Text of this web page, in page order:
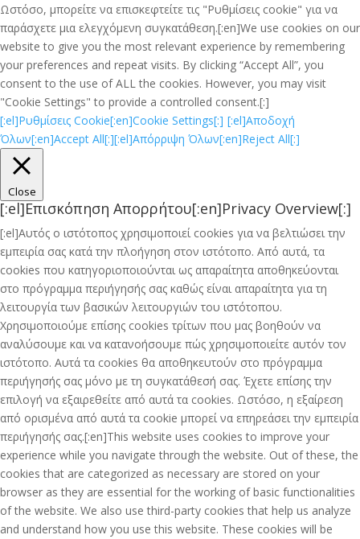
Ωστόσο, μπορείτε να επισκεφτείτε τις "Ρυθμίσεις cookie" για να
παράσχετε μια ελεγχόμενη συγκατάθεση.[:en]We use cookies on our
website to give you the most relevant experience by remembering
your preferences and repeat visits. By clicking “Accept All”, you
consent to the use of ALL the cookies. However, you may visit
"Cookie Settings" to provide a controlled consent.[:]
[:el]Ρυθμίσεις Cookie[:en]Cookie Settings[:] [:el]Αποδοχή
Όλων[:en]Accept All[:][:el]Απόρριψη Όλων[:en]Reject All[:]
Close
[:el]Επισκόπηση Απορρήτου[:en]Privacy Overview[:]
[:el]Αυτός ο ιστότοπος χρησιμοποιεί cookies για να βελτιώσει την
εμπειρία σας κατά την πλοήγηση στον ιστότοπο. Από αυτά, τα
cookies που κατηγοριοποιούνται ως απαραίτητα αποθηκεύονται
στο πρόγραμμα περιήγησής σας καθώς είναι απαραίτητα για τη
λειτουργία των βασικών λειτουργιών του ιστότοπου.
Χρησιμοποιούμε επίσης cookies τρίτων που μας βοηθούν να
αναλύσουμε και να κατανοήσουμε πώς χρησιμοποιείτε αυτόν τον
ιστότοπο. Αυτά τα cookies θα αποθηκευτούν στο πρόγραμμα
περιήγησής σας μόνο με τη συγκατάθεσή σας. Έχετε επίσης την
επιλογή να εξαιρεθείτε από αυτά τα cookies. Ωστόσο, η εξαίρεση
από ορισμένα από αυτά τα cookie μπορεί να επηρεάσει την εμπειρία
περιήγησής σας.[:en]This website uses cookies to improve your
experience while you navigate through the website. Out of these, the
cookies that are categorized as necessary are stored on your
browser as they are essential for the working of basic functionalities
of the website. We also use third-party cookies that help us analyze
and understand how you use this website. These cookies will be